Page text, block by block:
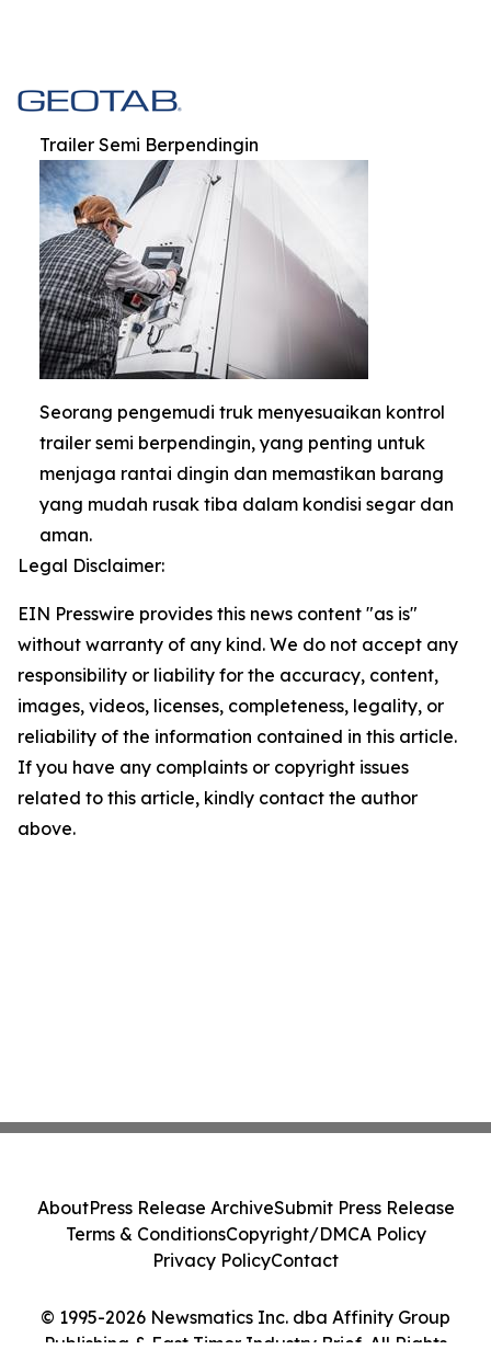
Trailer Semi Berpendingin
Seorang pengemudi truk menyesuaikan kontrol
trailer semi berpendingin, yang penting untuk
menjaga rantai dingin dan memastikan barang
yang mudah rusak tiba dalam kondisi segar dan
aman.
Legal Disclaimer:
EIN Presswire provides this news content "as is"
without warranty of any kind. We do not accept any
responsibility or liability for the accuracy, content,
images, videos, licenses, completeness, legality, or
reliability of the information contained in this article.
If you have any complaints or copyright issues
related to this article, kindly contact the author
above.
© 1995-2026 Newsmatics Inc. dba Affinity Group
Publishing & East Timor Industry Brief. All Rights
AboutPress Release ArchiveSubmit Press Release
Terms & ConditionsCopyright/DMCA Policy
Privacy PolicyContact